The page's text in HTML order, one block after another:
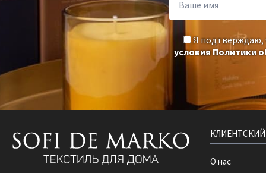
Я
условия Политики
О нас